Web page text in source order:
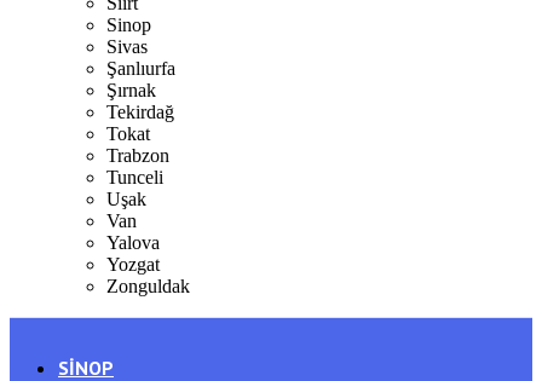
Sinop
Sivas
Şanlıurfa
Şırnak
Tekirdağ
Tokat
Trabzon
Tunceli
Uşak
Van
Yalova
Yozgat
Zonguldak
SINOP